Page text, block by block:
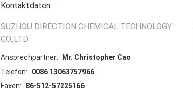
Kontaktdaten
SUZHOU DIRECTION CHEMICAL TECHNOLOGY
CO.,LTD
Ansprechpartner:
Mr. Christopher Cao
Telefon:
0086 13063757966
Faxen:
86-512-57225166